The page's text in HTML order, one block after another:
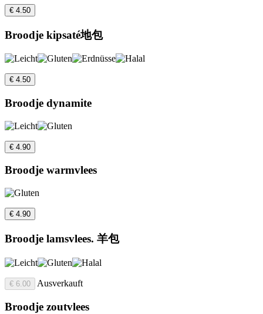
€ 4.50
Broodje kipsaté地包
€ 4.50
Broodje dynamite
€ 4.90
Broodje warmvlees
€ 4.90
Broodje lamsvlees. 羊包
€ 6.00 Ausverkauft
Broodje zoutvlees